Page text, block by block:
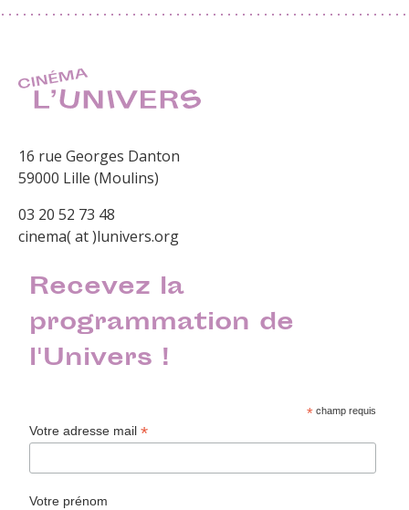
16 rue Georges Danton
59000 Lille (Moulins)
03 20 52 73 48
cinema( at )lunivers.org
Recevez la
programmation de
l'Univers !
* champ requis
Votre adresse mail*
Votre prénom